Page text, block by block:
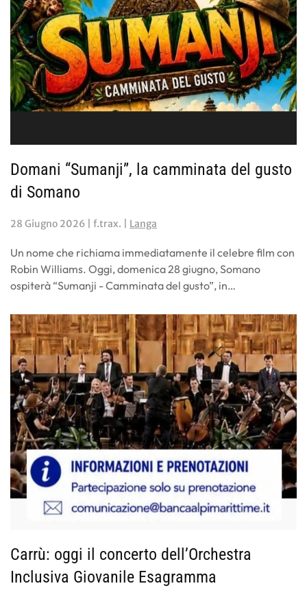
Domani “Sumanji”, la camminata del gusto
di Somano
28 Giugno 2026 | f.trax. | Langa
Un nome che richiama immediatamente il celebre film con
Robin Williams. Oggi, domenica 28 giugno, Somano
ospiterà “Sumanji - Camminata del gusto”, in…
Carrù: oggi il concerto dell’Orchestra
Inclusiva Giovanile Esagramma